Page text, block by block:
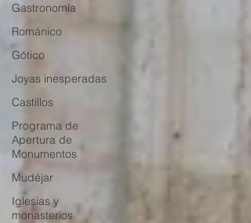
Gastronomía
Románico
Gótico
Joyas inesperadas
Castillos
Programa de
Apertura de
Monumentos
Mudéjar
Iglesias y
monasterios